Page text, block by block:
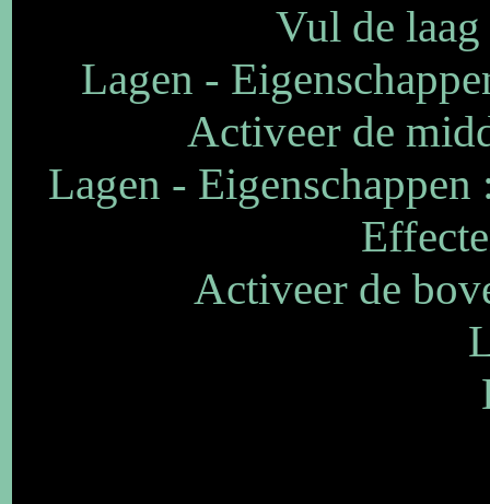
Vul de
Lagen -
Activeer de
Lagen -
Activeer de